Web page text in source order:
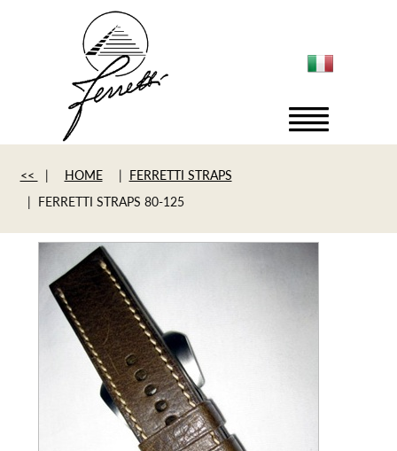
<< | HOME | FERRETTI STRAPS
| FERRETTI STRAPS 80-125